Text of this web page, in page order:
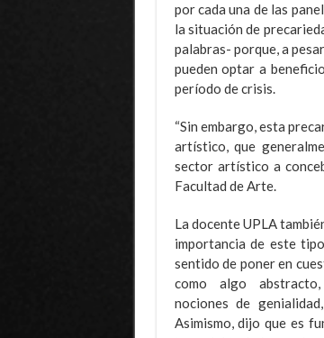
por cada una de las
la situación de
palabras- porque, a
pueden optar a
período de crisis.
“Sin embargo, esta
artístico, que
sector artístico a
Facultad de Arte.
La docente UPLA
importancia de este
sentido de poner en
como algo
nociones de
Asimismo, dijo que es